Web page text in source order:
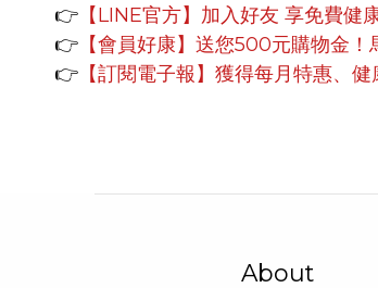
👉 【LINE官方】 加入好友 享免費健
👉 【會員好康】 送您500元購物金！
👉 【訂閱電子報】獲得每月特惠、
About